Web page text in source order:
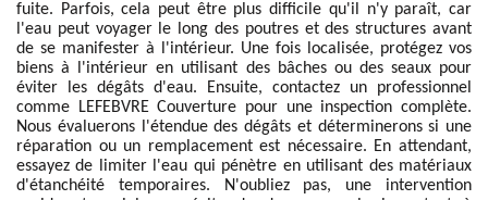
fuite. Parfois, cela peut être plus difficile qu'il n'y paraît, car
l'eau peut voyager le long des poutres et des structures avant
de se manifester à l'intérieur. Une fois localisée, protégez vos
biens à l'intérieur en utilisant des bâches ou des seaux pour
éviter les dégâts d'eau. Ensuite, contactez un professionnel
comme LEFEBVRE Couverture pour une inspection complète.
Nous évaluerons l'étendue des dégâts et déterminerons si une
réparation ou un remplacement est nécessaire. En attendant,
essayez de limiter l'eau qui pénètre en utilisant des matériaux
d'étanchéité temporaires. N'oubliez pas, une intervention